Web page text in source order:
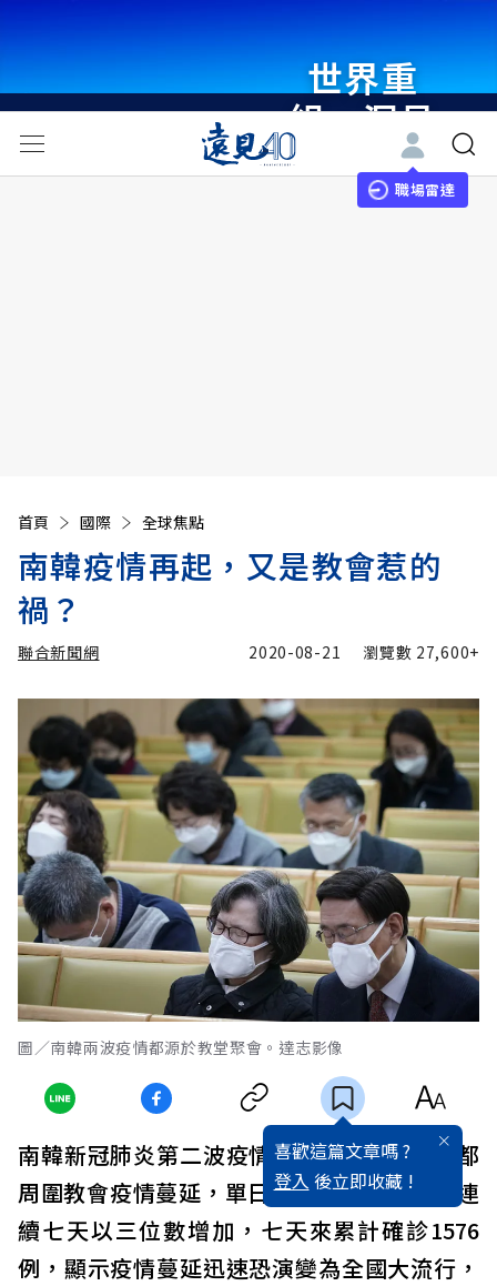
世界重
組・洞見
未來 與
世界領袖
職場雷達
首頁 國際 全球焦點
南韓疫情再起，又是教會惹的
禍？
聯合新聞網 2020-08-21 瀏覽數 27,600+
圖／南韓兩波疫情都源於教堂聚會。達志影像
喜歡這篇文章嗎 ?
登入 後立即收藏 !
南韓新冠肺炎第二波疫情愈演愈烈，隨著首都
周圍教會疫情蔓延，單日新增病例從14日起連
續七天以三位數增加，七天來累計確診1576
例，顯示疫情蔓延迅速恐演變為全國大流行，